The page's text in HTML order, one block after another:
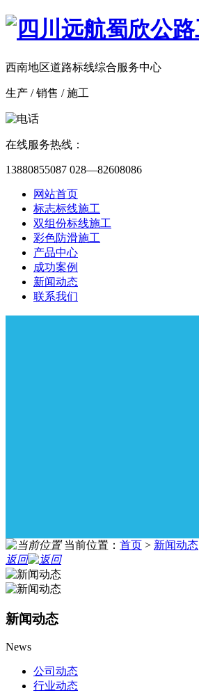
西南地区道路标线综合服务中心
生产 / 销售 / 施工
在线服务热线：
13880855087 028—82608086
网站首页
标志标线施工
双组份标线施工
彩色防滑施工
产品中心
成功案例
新闻动态
联系我们
当前位置： 首页 > 新闻动态
返回
新闻动态
News
公司动态
行业动态